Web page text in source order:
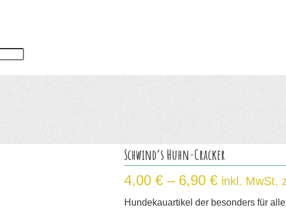
Schwind’s Huhn-Cracker
4,00€ – 6,90€
4,00 €
inkl. MwSt.
Hundekauartikel der besonders für